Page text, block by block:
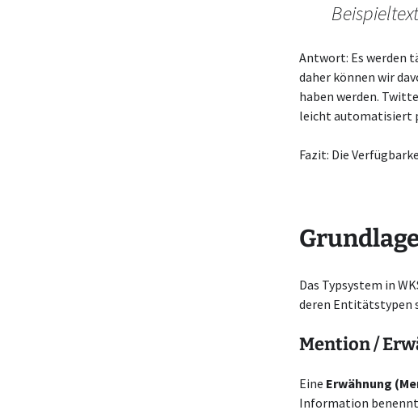
Antwort: Es werden
daher können wir
haben werden.
leicht automatisiert
Fazit: Die
Das Typsystem in
deren Entitätstypen
Mention /
Eine Erwähnung
Information benennt.